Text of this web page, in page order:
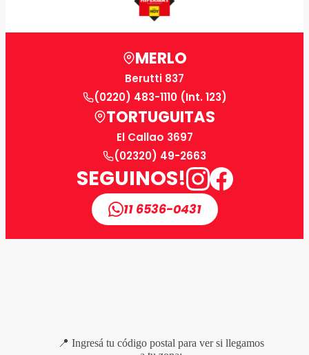
MERLO
Berutti 837
(0220) 483-1110 (Int. 123)
TORTUGUITAS
El Callao 3697
(02320) 49-2663
SEGUINOS!
11 6536-0431
📍 Ingresá tu código postal para ver si llegamos